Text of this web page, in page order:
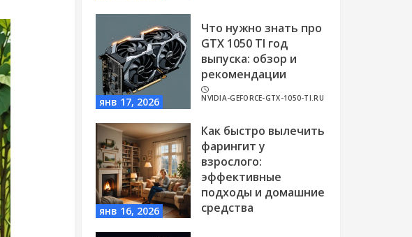
янв 17, 2026
Что нужно знать про
GTX 1050 TI год
выпуска: обзор и
рекомендации
NVIDIA-GEFORCE-GTX-1050-TI.RU
янв 16, 2026
Как быстро вылечить
фарингит у
взрослого:
эффективные
подходы и домашние
средства